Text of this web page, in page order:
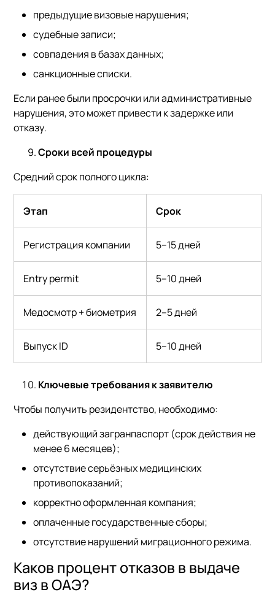
предыдущие визовые нарушения;
судебные записи;
совпадения в базах данных;
санкционные списки.
Если ранее были просрочки или административные
нарушения, это может привести к задержке или
отказу.
Сроки всей процедуры
Средний срок полного цикла:
Этап Срок
Регистрация компании 5–15 дней
Entry permit 5–10 дней
Медосмотр + биометрия 2–5 дней
Выпуск ID 5–10 дней
Ключевые требования к заявителю
Чтобы получить резидентство, необходимо:
действующий загранпаспорт (срок действия не
менее 6 месяцев);
отсутствие серьёзных медицинских
противопоказаний;
корректно оформленная компания;
оплаченные государственные сборы;
отсутствие нарушений миграционного режима.
Каков процент отказов в выдаче
виз в ОАЭ?